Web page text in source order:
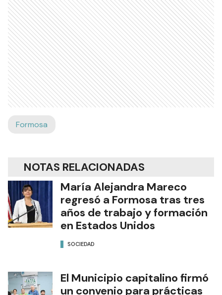
Formosa
NOTAS RELACIONADAS
María Alejandra Mareco
regresó a Formosa tras tres
años de trabajo y formación
en Estados Unidos
SOCIEDAD
El Municipio capitalino firmó
un convenio para prácticas